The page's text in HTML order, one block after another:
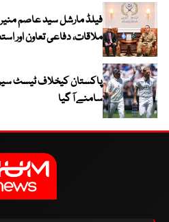
فیلڈ مارشل سید عاصم منیر
ملاقات، دفاعی تعاون اور
سامنے آ گیا